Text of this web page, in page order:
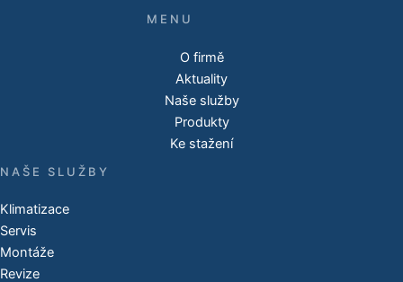
O firmě
Aktuality
Naše služby
Produkty
Ke stažení
NAŠE SLUŽBY
Klimatizace
Servis
Montáže
Revize